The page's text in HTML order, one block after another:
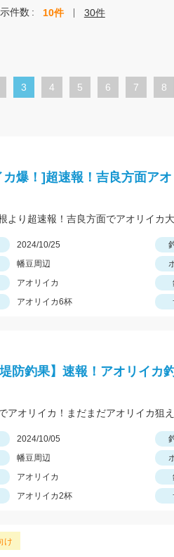
件数 10件 30件
カ
ペ
ジ
3
ペ
4
ペ
5
ペ
6
ペ
7 8
カ爆！]超速報！吉良方面ア
2024/10/25
幡豆周辺
アオリイカ
アオリイカ6杯
堤防釣果】速報！アオリイカ
アオリイカ！まだまだアオリイカ狙え
2024/10/05
幡豆周辺
アオリイカ
アオリイカ2杯
け